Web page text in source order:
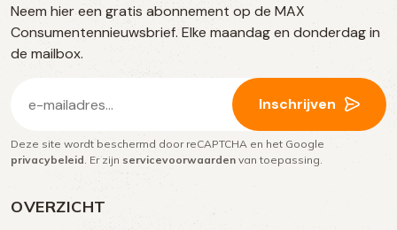
OVERZICHT
social
media
Neem hier een gratis abonnement op de MAX
Consumentennieuwsbrief. Elke maandag en donderdag in
de mailbox.
mailadres
(Vereist)
Inschrijven
Deze site wordt beschermd door reCAPTCHA en het Google
privacybeleid . Er zijn servicevoorwaarden van toepassing.